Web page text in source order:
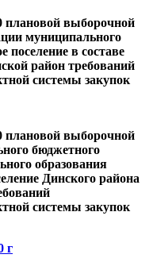
плановой выборочной
муниципального
поселение в составе
район требований
системы закупок
плановой выборочной
бюджетного
образования
Динского района
системы закупок
г